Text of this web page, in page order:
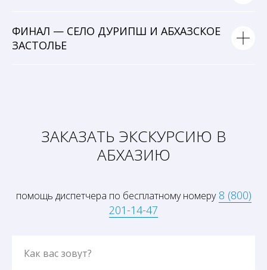
ФИНАЛ — СЕЛО ДУРИПШ И АБХАЗСКОЕ
ЗАСТОЛЬЕ
ЗАКАЗАТЬ ЭКСКУРСИЮ В
АБХАЗИЮ
помощь диспетчера по бесплатному номеру 8 (800)
201-14-47
Как вас зовут?